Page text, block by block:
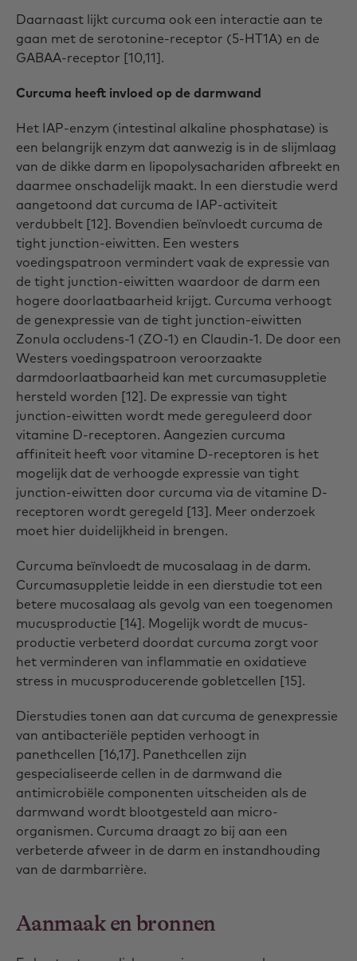
Daarnaast lijkt curcuma ook een interactie aan te
gaan met de serotonine-receptor (5-HT1A) en de
GABAA-receptor [10,11].
Curcuma heeft invloed op de darmwand
Het IAP-enzym (intestinal alkaline phosphatase) is
een belangrijk enzym dat aanwezig is in de slijmlaag
van de dikke darm en lipopolysachariden afbreekt en
daarmee onschadelijk maakt. In een dierstudie werd
aangetoond dat curcuma de IAP-activiteit
verdubbelt [12]. Bovendien beïnvloedt curcuma de
tight junction-eiwitten. Een westers
voedingspatroon vermindert vaak de expressie van
de tight junction-eiwitten waardoor de darm een
hogere doorlaatbaarheid krijgt. Curcuma verhoogt
de genexpressie van de tight junction-eiwitten
Zonula occludens-1 (ZO-1) en Claudin-1. De door een
Westers voedingspatroon veroorzaakte
darmdoorlaatbaarheid kan met curcumasuppletie
hersteld worden [12]. De expressie van tight
junction-eiwitten wordt mede gereguleerd door
vitamine D-receptoren. Aangezien curcuma
affiniteit heeft voor vitamine D-receptoren is het
mogelijk dat de verhoogde expressie van tight
junction-eiwitten door curcuma via de vitamine D-
receptoren wordt geregeld [13]. Meer onderzoek
moet hier duidelijkheid in brengen.
Curcuma beïnvloedt de mucosalaag in de darm.
Curcumasuppletie leidde in een dierstudie tot een
betere mucosalaag als gevolg van een toegenomen
mucusproductie [14]. Mogelijk wordt de mucus-
productie verbeterd doordat curcuma zorgt voor
het verminderen van inflammatie en oxidatieve
stress in mucusproducerende gobletcellen [15].
Dierstudies tonen aan dat curcuma de genexpressie
van antibacteriële peptiden verhoogt in
panethcellen [16,17]. Panethcellen zijn
gespecialiseerde cellen in de darmwand die
antimicrobiële componenten uitscheiden als de
darmwand wordt blootgesteld aan micro-
organismen. Curcuma draagt zo bij aan een
verbeterde afweer in de darm en instandhouding
van de darmbarrière.
Aanmaak en bronnen